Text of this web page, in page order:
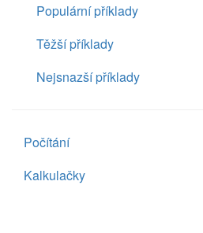
Populární příklady
Těžší příklady
Nejsnazší příklady
Počítání
Kalkulačky